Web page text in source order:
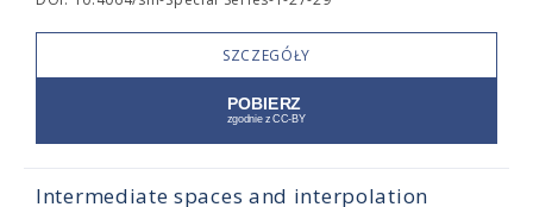
SZCZEGÓŁY
Intermediate spaces and interpolation